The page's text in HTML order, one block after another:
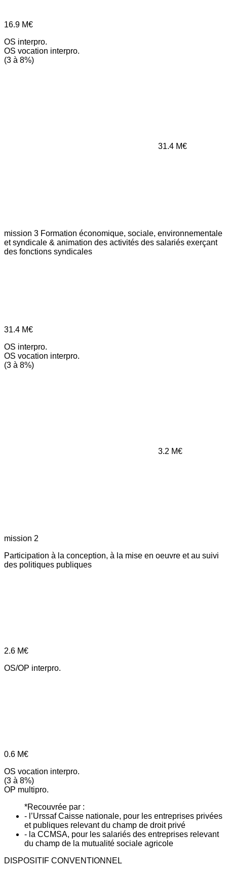
16.9 M€
OS interpro.
OS vocation interpro.
(3 à 8%)
31.4 M€
mission 3 Formation économique, sociale, environnementale
et syndicale & animation des activités des salariés exerçant
des fonctions syndicales
31.4 M€
OS interpro.
OS vocation interpro.
(3 à 8%)
3.2 M€
mission 2
Participation à la conception, à la mise en oeuvre et au suivi
des politiques publiques
2.6 M€
OS/OP interpro.
0.6 M€
OS vocation interpro.
(3 à 8%)
OP multipro.
*Recouvrée par :
- l’Urssaf Caisse nationale, pour les entreprises privées
et publiques relevant du champ de droit privé
- la CCMSA, pour les salariés des entreprises relevant
du champ de la mutualité sociale agricole
DISPOSITIF CONVENTIONNEL